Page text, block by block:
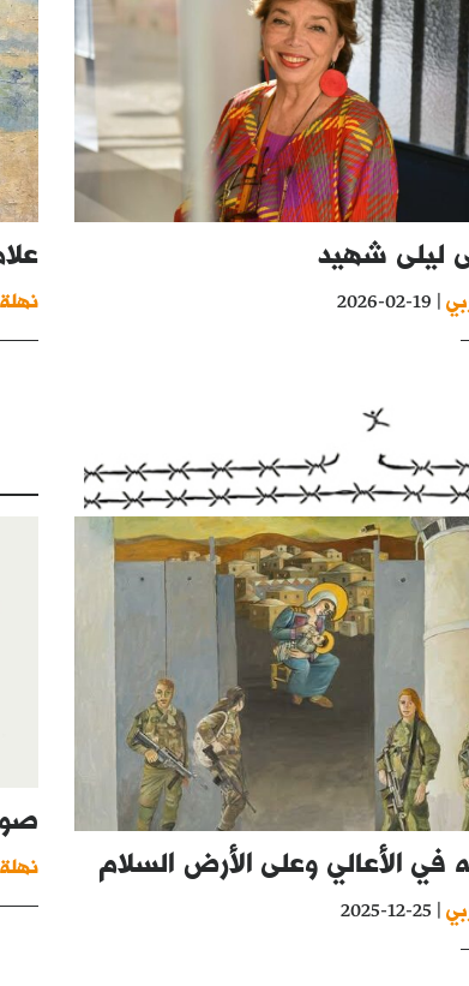
ليلى شهيد
| 19-02-2026
في الأعالي وعلى الأرض السلام
| 25-12-2025